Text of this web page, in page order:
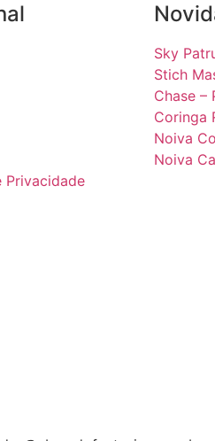
Privacidade
Sky
Stich
Chase –
Coringa
Noiva
Noiva